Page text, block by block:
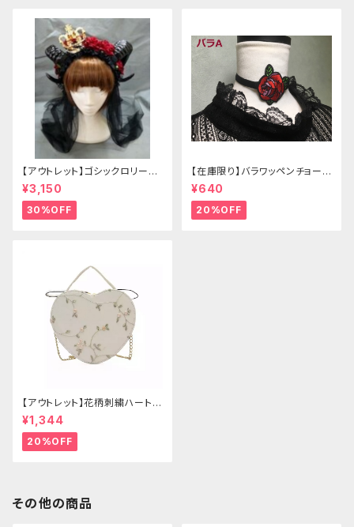
【アウトレット】ゴシックロリータ
ゴールドクラウン＆ホーン(ヴェ
ール付き)
¥3,150
30%OFF
【在庫限り】バラワッペンチョーカ
ー
¥640
20%OFF
【アウトレット】花柄刺繍ハートバ
ッグ
¥1,344
20%OFF
その他の商品